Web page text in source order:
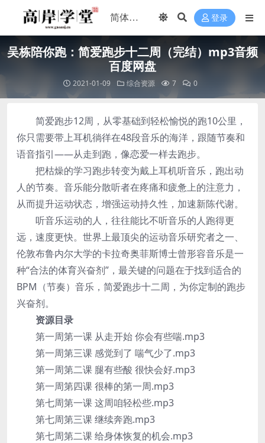
登录
吴栋陪你跑：简爱跑步十二周（完结）mp3音频
百度网盘
2021-01-09 综合资源 7 0
简爱跑步12周，从零基础到轻松愉悦的跑10公里，
你只需要带上耳机徜徉在48段音乐的海洋，跟随节奏和
语音指引——从走到跑，像恋爱一样去跑步。
把枯燥的学习跑步转变为戴上耳机听音乐，跑出动
人的节奏。音乐能分散听者在疼痛和疲惫上的注意力，
从而提升运动状态，增强运动持久性，加速新陈代谢。
听音乐运动的人，往往能比不听音乐的人跑得更
远，速度更快。世界上最顶尖的运动音乐研究者之一、
伦敦布鲁内尔大学的卡拉奇奥菲斯博士曾形容音乐是一
种“合法的体育兴奋剂”，最关键的问题在于找到适合的
BPM（节奏）音乐，简爱跑步十二周，为你定制的跑步
兴奋剂。
资源目录
第一周第一课 从走开始 你会有些喘.mp3
第一周第三课 感觉到了 喘气少了.mp3
第一周第二课 腿有些酸 很快会好.mp3
第一周第四课 很棒的第一周.mp3
第七周第一课 这周咱轻松些.mp3
第七周第三课 继续奔跑.mp3
第七周第二课 给身体恢复的机会.mp3